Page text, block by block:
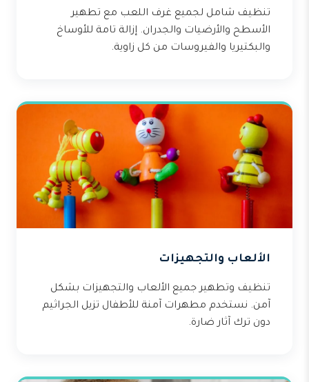
تنظيف شامل لجميع غرف اللعب مع تطهير
الأسطح والأرضيات والجدران. إزالة تامة للأوساخ
والبكتيريا والفيروسات من كل زاوية.
الألعاب والتجهيزات
تنظيف وتطهير جميع الألعاب والتجهيزات بشكل
آمن. نستخدم مطهرات آمنة للأطفال تزيل الجراثيم
دون ترك آثار ضارة.